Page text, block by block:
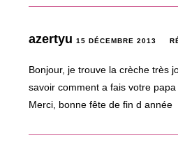
azertyu15 DÉCEMBRE 2013
Bonjour, je trouve la crèche très
savoir comment a fais votre
Merci, bonne fête de fin d année